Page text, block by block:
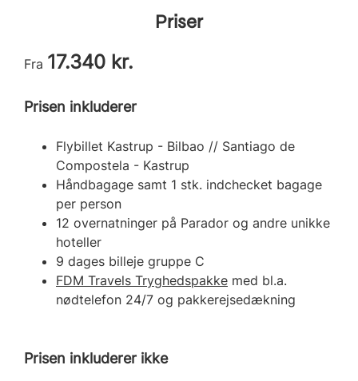
Priser
Fra 17.340 kr.
Prisen inkluderer
Flybillet Kastrup - Bilbao // Santiago de
Compostela - Kastrup
Håndbagage samt 1 stk. indchecket bagage
per person
12 overnatninger på Parador og andre unikke
hoteller
9 dages billeje gruppe C
FDM Travels Tryghedspakke med bl.a.
nødtelefon 24/7 og pakkerejsedækning
Prisen inkluderer ikke